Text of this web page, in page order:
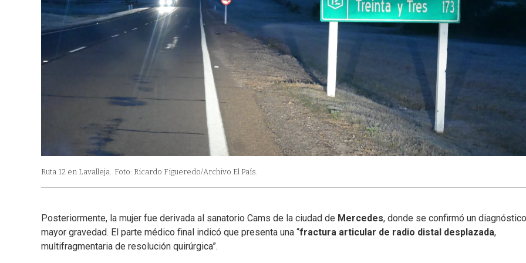
Ruta 12 en Lavalleja. Foto: Ricardo Figueredo/Archivo El País.
Posteriormente, la mujer fue derivada al sanatorio Cams de la ciudad de Mercedes, donde se confirmó un
mayor gravedad. El parte médico final indicó que presenta una “fractura articular de radio distal desplazada,
multifragmentaria de resolución quirúrgica”.